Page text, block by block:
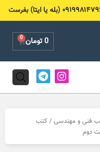
0تومان 0
Cart
I
n
s
g
a
T
e
l
r
m
فنی و مهندسی / کتب
دوم